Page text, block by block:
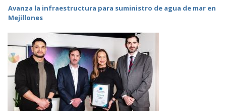
Avanza la infraestructura para suministro de agua de mar en
Mejillones